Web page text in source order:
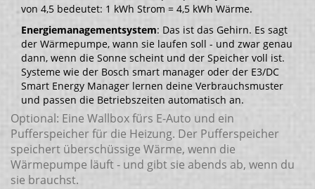
von 4,5 bedeutet: 1 kWh Strom = 4,5 kWh Wärme.
Energiemanagementsystem: Das ist das Gehirn. Es sagt
der Wärmepumpe, wann sie laufen soll - und zwar genau
dann, wenn die Sonne scheint und der Speicher voll ist.
Systeme wie der Bosch smart manager oder der E3/DC
Smart Energy Manager lernen deine Verbrauchsmuster
und passen die Betriebszeiten automatisch an.
Optional: Eine Wallbox fürs E-Auto und ein
Pufferspeicher für die Heizung. Der Pufferspeicher
speichert überschüssige Wärme, wenn die
Wärmepumpe läuft - und gibt sie abends ab, wenn du
sie brauchst.